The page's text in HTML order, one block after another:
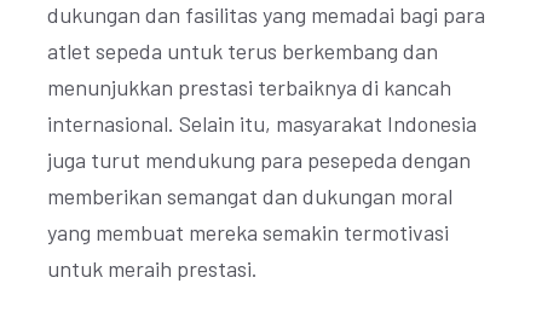
dukungan dan fasilitas yang memadai bagi para
atlet sepeda untuk terus berkembang dan
menunjukkan prestasi terbaiknya di kancah
internasional. Selain itu, masyarakat Indonesia
juga turut mendukung para pesepeda dengan
memberikan semangat dan dukungan moral
yang membuat mereka semakin termotivasi
untuk meraih prestasi.